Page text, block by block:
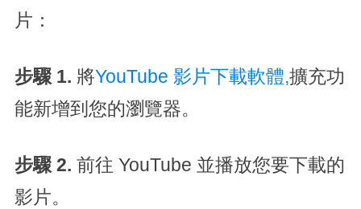
片：
步驟 1. 將YouTube 影片下載軟體,擴充功
能新增到您的瀏覽器。
步驟 2. 前往 YouTube 並播放您要下載的
影片。